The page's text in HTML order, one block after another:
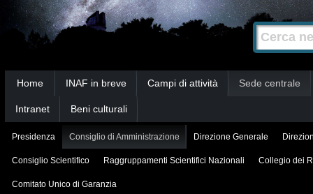
alla
navigazione
Cerca nel
Ricerca
avanzata…
Home INAF in breve Campi di attività Sede centrale
Intranet Beni culturali
Presidenza Consiglio di Amministrazione Direzione Generale
Consiglio Scientifico Raggruppamenti Scientifici Nazionali Collegio dei
Comitato Unico di Garanzia